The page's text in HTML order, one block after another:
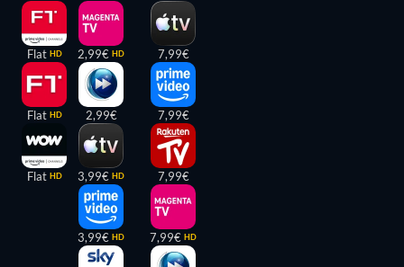
Flat HD
Flat HD
Flat HD
2,99€ HD
2,99€
3,99€ HD
3,99€ HD
7,99€
7,99€
7,99€
7,99€ HD